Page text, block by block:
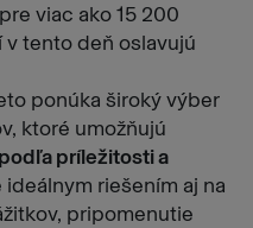
viac ako 15 200
tento deň oslavujú
ponúka široký výber
ktoré umožňujú
príležitosti a
ideálnym riešením aj na
pripomenutie